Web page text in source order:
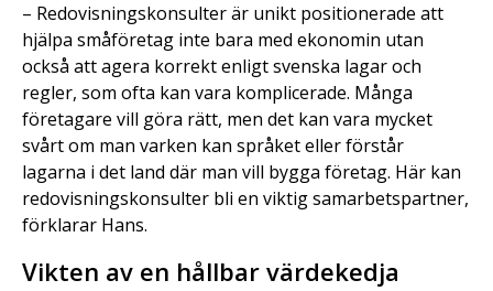
– Redovisningskonsulter är unikt positionerade att
hjälpa småföretag inte bara med ekonomin utan
också att agera korrekt enligt svenska lagar och
regler, som ofta kan vara komplicerade. Många
företagare vill göra rätt, men det kan vara mycket
svårt om man varken kan språket eller förstår
lagarna i det land där man vill bygga företag. Här kan
redovisningskonsulter bli en viktig samarbetspartner,
förklarar Hans.
Vikten av en hållbar värdekedja